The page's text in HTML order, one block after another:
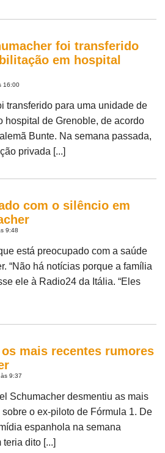
foi transferido
em hospital
16:00
transferido para uma unidade de
hospital de Grenoble, de acordo
Bunte. Na semana passada,
privada [...]
com o silêncio em
9:48
está preocupado com a saúde
“Não há notícias porque a família
ele à Radio24 da Itália. “Eles
mais recentes rumores
9:37
Schumacher desmentiu as mais
o ex-piloto de Fórmula 1. De
espanhola na semana
dito [...]